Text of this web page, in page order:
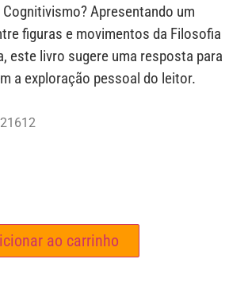
Apresentando um
figuras e movimentos da Filosofia
este livro sugere uma resposta para
a exploração pessoal do leitor.
ao carrinho